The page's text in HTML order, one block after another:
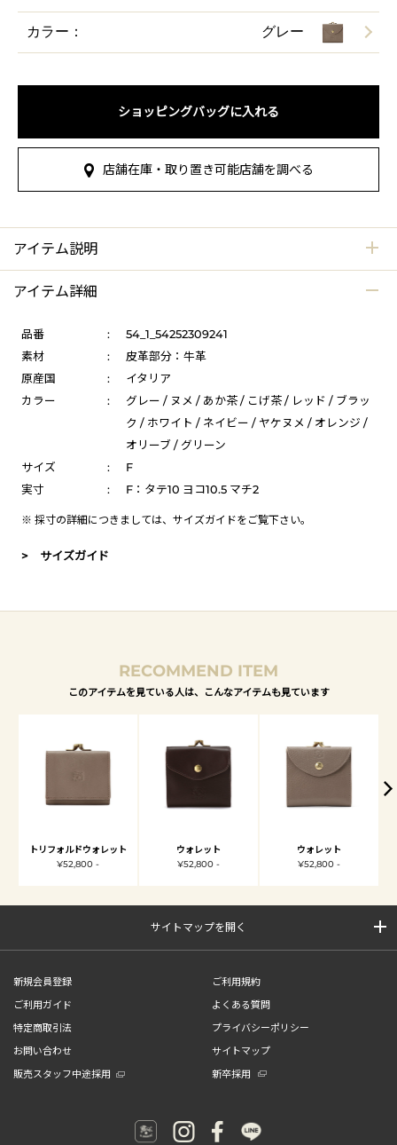
カラー： グレー
ショッピングバッグに入れる
店舗在庫・取り置き可能店舗を調べる
アイテム説明
アイテム詳細
品番 :
54_1_54252309241
素材
:
皮革部分：牛革
原産国
:
イタリア
カラー
:
グレー / ヌメ / あか茶 / こげ茶 / レッド / ブラッ
ク / ホワイト / ネイビー / ヤケヌメ / オレンジ /
オリーブ / グリーン
サイズ
:
F
実寸
: F：タテ10 ヨコ10.5 マチ2
※ 採寸の詳細につきましては、 サイズガイドをご覧下さい。
> サイズガイド
RECOMMEND ITEM
このアイテムを見ている人は、こんなアイテムも見ています
トリフォルドウォレット
¥52,800 -
ウォレット
¥52,800 -
ウォレット
¥52,800 -
サイトマップを開く
新規会員登録
ご利用規約
ご利用ガイド
よくある質問
特定商取引法
プライバシーポリシー
お問い合わせ
サイトマップ
販売スタッフ中途採用
新卒採用